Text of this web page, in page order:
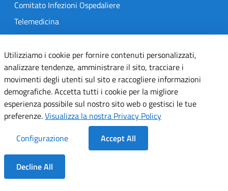
Dentro la Sezione
Comitato Infezioni Ospedaliere
Telemedicina
MedOral
TRASPARENZA
Amministrazione Trasparente
Gare e Concorsi
Delibere
Determine
SEGUICI SU
Utilizziamo i cookie per fornire contenuti personalizzati,
analizzare tendenze, amministrare il sito, tracciare i
movimenti degli utenti sul sito e raccogliere informazioni
demografiche. Accetta tutti i cookie per la migliore
esperienza possibile sul nostro sito web o gestisci le tue
preferenze.Visualizza la nostra Privacy Policy
Configurazione
Accept All
Decline All